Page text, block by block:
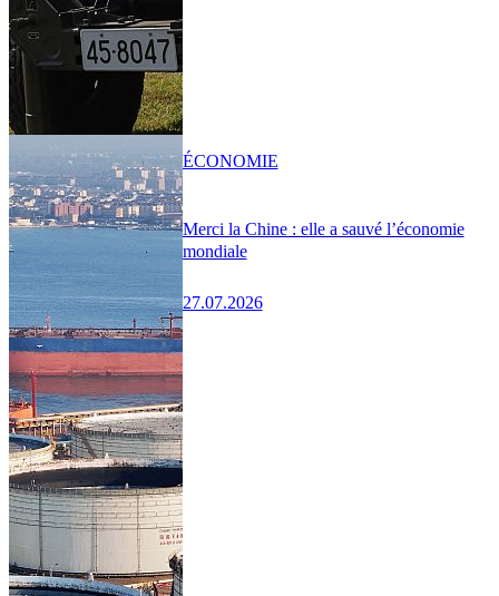
Merci la Chine : elle a sauvé l’économie
mondiale
27.07.2026
ÉCONOMIE